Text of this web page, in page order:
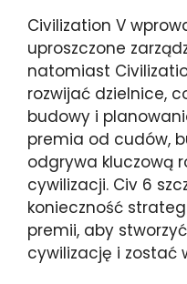
Civilization V
uproszczone
natomiast
rozwijać dzielnice,
budowy i
premia od cudów,
odgrywa kluczową
cywilizacji. Civ 6
konieczność
premii, aby
cywilizację i zostać